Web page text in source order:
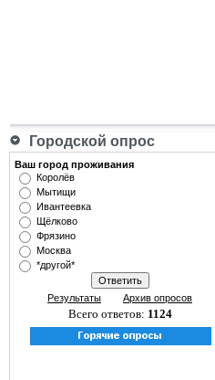
Городской опрос
Ваш город проживания
Королёв
Мытищи
Ивантеевка
Щёлково
Фрязино
Москва
*другой*
Результаты Архив опросов
Всего ответов: 1124